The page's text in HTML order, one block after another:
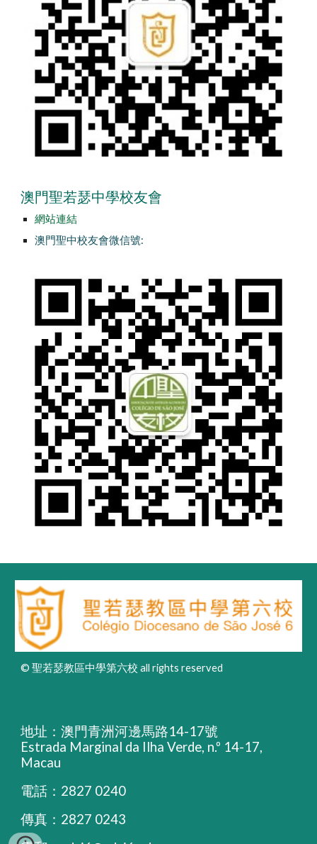
澳門聖若瑟中學校友會
網站連結
澳門聖中校友會微信號:
© 聖若瑟教區中學第六校 all rights reserved
地址：澳門青洲河邊馬路14-17號
Estrada Marginal da Ilha Verde, n.º 14-17,
Macau
電話：2827 0240
傳真：2827 0243